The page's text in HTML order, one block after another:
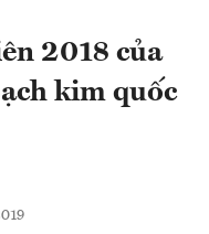
2018 của
kim quốc